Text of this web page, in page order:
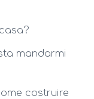
mandarmi
costruire